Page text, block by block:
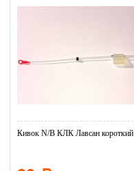
Кивок N/B КЛК Лавсан короткий